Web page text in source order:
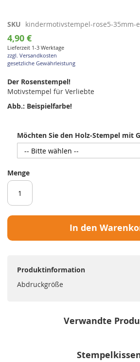
Zum
Anfang
der
Bildgalerie
springen
SKU kindermotivstempel-rose5-35mm-
4,90 €
Lieferzeit 1-3 Werktage
zzgl. Versandkosten
gesetzliche Gewährleistung
Der Rosenstempel!
Motivstempel für Verliebte
Abb.: Beispielfarbe!
Möchten Sie den Holz-Stempel mit
Menge
In den
Produktinformation
Abdruckgröße
Verwandte